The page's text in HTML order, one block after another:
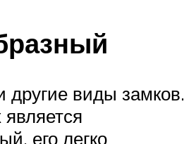
другие виды замков.
его легко